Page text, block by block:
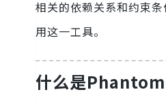
相关的依赖关系和约束
用这一工具。
什么是